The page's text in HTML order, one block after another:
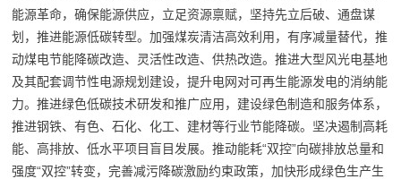
能源革命，确保能源供应，立足资源禀赋，坚持先立后破、通盘谋
划，推进能源低碳转型。加强煤炭清洁高效利用，有序减量替代，推
动煤电节能降碳改造、灵活性改造、供热改造。推进大型风光电基地
及其配套调节性电源规划建设，提升电网对可再生能源发电的消纳能
力。推进绿色低碳技术研发和推广应用，建设绿色制造和服务体系，
推进钢铁、有色、石化、化工、建材等行业节能降碳。坚决遏制高耗
能、高排放、低水平项目盲目发展。推动能耗“双控”向碳排放总量和
强度“双控”转变，完善减污降碳激励约束政策，加快形成绿色生产生